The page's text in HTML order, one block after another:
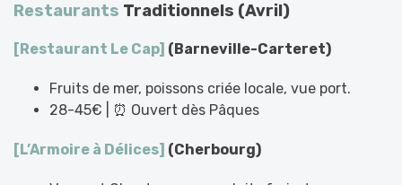
Restaurants Traditionnels (Avril)
[Restaurant Le Cap] (Barneville-Carteret)
Fruits de mer, poissons criée locale, vue port.
28-45€ | ⏰ Ouvert dès Pâques
[L’Armoire à Délices] (Cherbourg)